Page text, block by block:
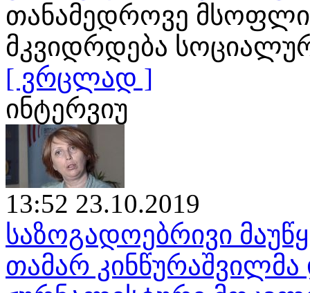
თანამედროვე
მკვიდრდება
[ ვრცლად ]
ინტერვიუ
13:52 23.10.2019
საზოგადოებრივი
თამარ